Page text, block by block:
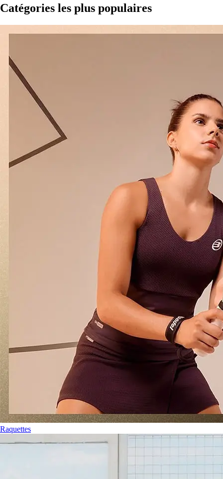
Catégories les plus populaires
Raquettes